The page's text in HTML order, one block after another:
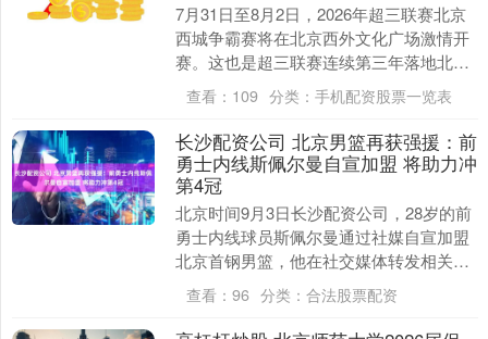
7月31日至8月2日，2026年超三联赛北京
西城争霸赛将在北京西外文化广场激情开
赛。这也是超三联赛连续第三年落地北京
西城线上股票配资网址，18支劲旅将齐聚
京城，....
查看： 109 分类： 手机配资股票一览表
长沙配资公司 北京男篮再获强援：前
勇士内线斯佩尔曼自宣加盟 将助力冲
第4冠
北京时间9月3日长沙配资公司，28岁的前
勇士内线球员斯佩尔曼通过社媒自宣加盟
北京首钢男篮，他在社交媒体转发相关报
道。北京男篮目前已经确定杰曼与斯佩尔
曼两位外援，....
查看： 96 分类： 合法股票配资